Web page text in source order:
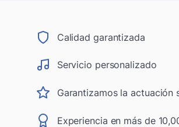
Calidad garantizada
Servicio personalizado
Garantizamos la actuación
Experiencia en más de